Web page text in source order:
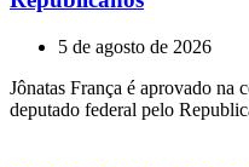
5 de agosto de 2026
Jônatas França é aprovado na
deputado federal pelo